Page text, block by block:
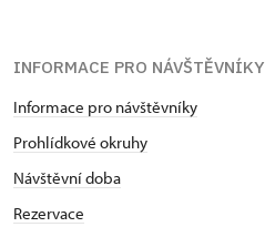
INFORMACE PRO NÁVŠTĚVNÍKY
Informace pro návštěvníky
Prohlídkové okruhy
Návštěvní doba
Rezervace